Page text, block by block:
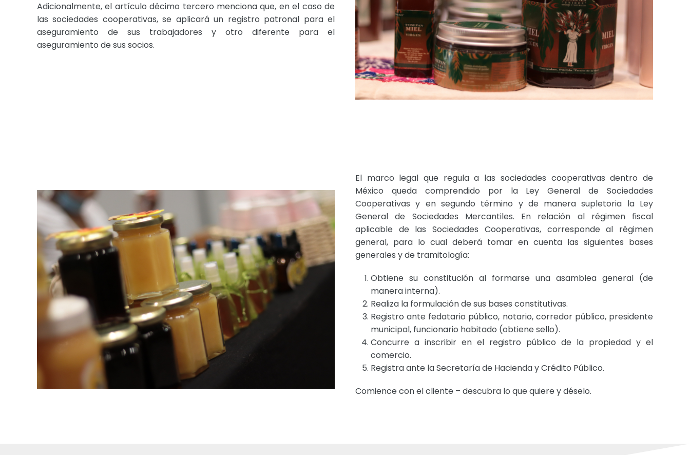
Adicionalmente, el artículo décimo tercero menciona que, en el caso de
las sociedades cooperativas, se aplicará un registro patronal para el
aseguramiento de sus trabajadores y otro diferente para el
aseguramiento de sus socios.
El marco legal que regula a las sociedades cooperativas dentro de
México queda comprendido por la Ley General de Sociedades
Cooperativas y en segundo término y de manera supletoria la Ley
General de Sociedades Mercantiles. En relación al régimen fiscal
aplicable de las Sociedades Cooperativas, corresponde al régimen
general, para lo cual deberá tomar en cuenta las siguientes bases
generales y de tramitología:
Obtiene su constitución al formarse una asamblea general (de
manera interna).
Realiza la formulación de sus bases constitutivas.
Registro ante fedatario público, notario, corredor público, presidente
municipal, funcionario habitado (obtiene sello).
Concurre a inscribir en el registro público de la propiedad y el
comercio.
Registra ante la Secretaría de Hacienda y Crédito Público.
Comience con el cliente – descubra lo que quiere y déselo.